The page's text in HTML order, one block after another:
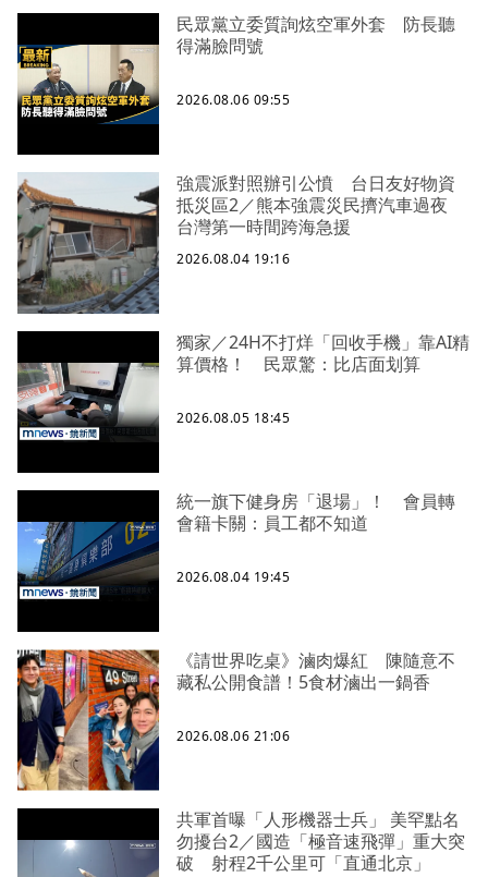
民眾黨立委質詢炫空軍外套 防長聽
得滿臉問號
2026.08.06 09:55
強震派對照辦引公憤 台日友好物資
抵災區2／熊本強震災民擠汽車過夜
台灣第一時間跨海急援
2026.08.04 19:16
獨家／24H不打烊「回收手機」靠AI精
算價格！ 民眾驚：比店面划算
2026.08.05 18:45
統一旗下健身房「退場」！ 會員轉
會籍卡關：員工都不知道
2026.08.04 19:45
《請世界吃桌》滷肉爆紅 陳隨意不
藏私公開食譜！5食材滷出一鍋香
2026.08.06 21:06
共軍首曝「人形機器士兵」 美罕點名
勿擾台2／國造「極音速飛彈」重大突
破 射程2千公里可「直通北京」